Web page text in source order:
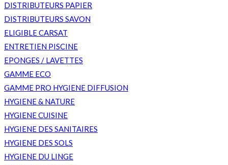
DISTRIBUTEURS PAPIER
DISTRIBUTEURS SAVON
ELIGIBLE CARSAT
ENTRETIEN PISCINE
EPONGES / LAVETTES
GAMME ECO
GAMME PRO HYGIENE DIFFUSION
HYGIENE & NATURE
HYGIENE CUISINE
HYGIENE DES SANITAIRES
HYGIENE DES SOLS
HYGIENE DU LINGE